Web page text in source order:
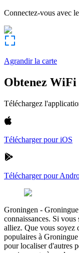
Connectez-vous avec
Agrandir la carte
Obtenez
Téléchargez
Télécharger pour iOS
Télécharger pour
Groningen -
connaissances. Si
alliez. Que vous soyez
populaires à
pour localiser d'autres